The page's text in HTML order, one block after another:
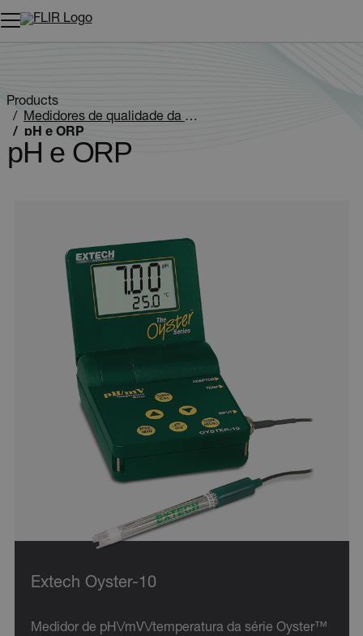
Products
Medidores de qualidade da água
pH e ORP
pH e ORP
Extech Oyster-10
Medidor de pH\/mV\/temperatura da série Oyster™